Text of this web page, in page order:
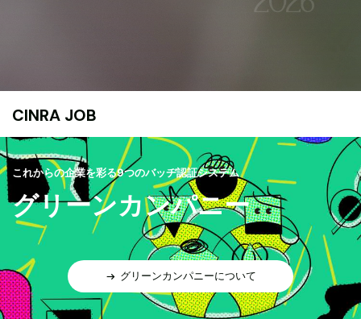
CINRA JOB
これからの企業を彩る9つのバッヂ認証システム
グリーンカンパニー
グリーンカンパニーについて